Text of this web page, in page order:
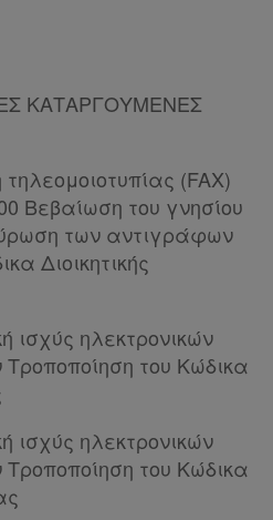
ΚΑΤΑΡΓΟΥΜΕΝΕΣ
(FAX)
Βεβαίωση του γνησίου
των αντιγράφων
Διοικητικής
ισχύς ηλεκτρονικών
του Κώδικα
ισχύς ηλεκτρονικών
του Κώδικα